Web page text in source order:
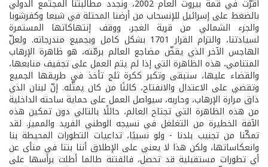
أقرّت في قمة بيروت العام 2002، ونجدد مطالبتنا المجتمع الدولي
بالضغط على إسرائيل للإنسحاب من أرضنا المحتلة في شبعا وكفرشوبا
والجزء الشمالي من قرية الغجر، ووقف إنتهاكاتها المستمرة
لسيادتنا، والتزام القرار 1701 بشكل كامل وبجميع مندرجاته. ولعلّ
الهاجس الآخر الذي يقضّ مضاجع العالم برمّته، هو ظاهرة الإرهاب
المتنامي، هذه الظاهرة التي إذا لم يتم العمل على تجفيف منابعها،
والقضاء عليها، ستبقى وتكبر ككرة ثلج تأخذ في طريقها الجميع
وتقضي على الاعتدال والانفتاح، كائنًا من كان يمثّله. إنّ لبنان الذي
ذاق مرارة الإرهاب، وحاربه، سيواصل العمل على حماية ساحته الداخلية
من هذه الظاهرة التي تجتاح العالم، حائلًا بالتالي دون تمكين هذه
الآفة الخطيرة من التغلغل في نسيجه الوطني الفريد والمميز. لقد
تمكّنا من تجنيب بلدنا - ولو نسبيًا، تداعيات التطورات المحيطة بنا
وانعكاساتها، ولكن هذا لا يعني على الإطلاق أننا بتنا في منأى عن
أي تطورات مستقبلية قد تحصل، فالفتنة طالما أطلت برأسها على